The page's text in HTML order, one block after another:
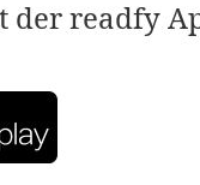
der readfy